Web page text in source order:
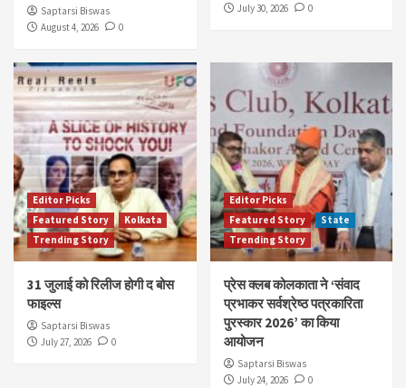
Saptarsi Biswas
August 4, 2026
0
July 30, 2026
0
Editor Picks
Featured Story
Kolkata
Trending Story
31 जुलाई को रिलीज होगी द बोस
फाइल्स
Saptarsi Biswas
July 27, 2026
0
Editor Picks
Featured Story
State
Trending Story
प्रेस क्लब कोलकाता ने ‘संवाद
प्रभाकर सर्वश्रेष्ठ पत्रकारिता
पुरस्कार 2026’ का किया
आयोजन
Saptarsi Biswas
July 24, 2026
0